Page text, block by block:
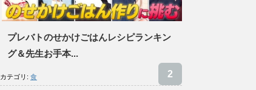
プレバトのせかけごはんレシピランキン
グ＆先生お手本...
カテゴリ: 食